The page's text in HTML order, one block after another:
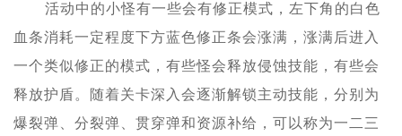
活动中的小怪有一些会有修正模式，左下角的白色
血条消耗一定程度下方蓝色修正条会涨满，涨满后进入
一个类似修正的模式，有些怪会释放侵蚀技能，有些会
释放护盾。随着关卡深入会逐渐解锁主动技能，分别为
爆裂弹、分裂弹、贯穿弹和资源补给，可以称为一二三